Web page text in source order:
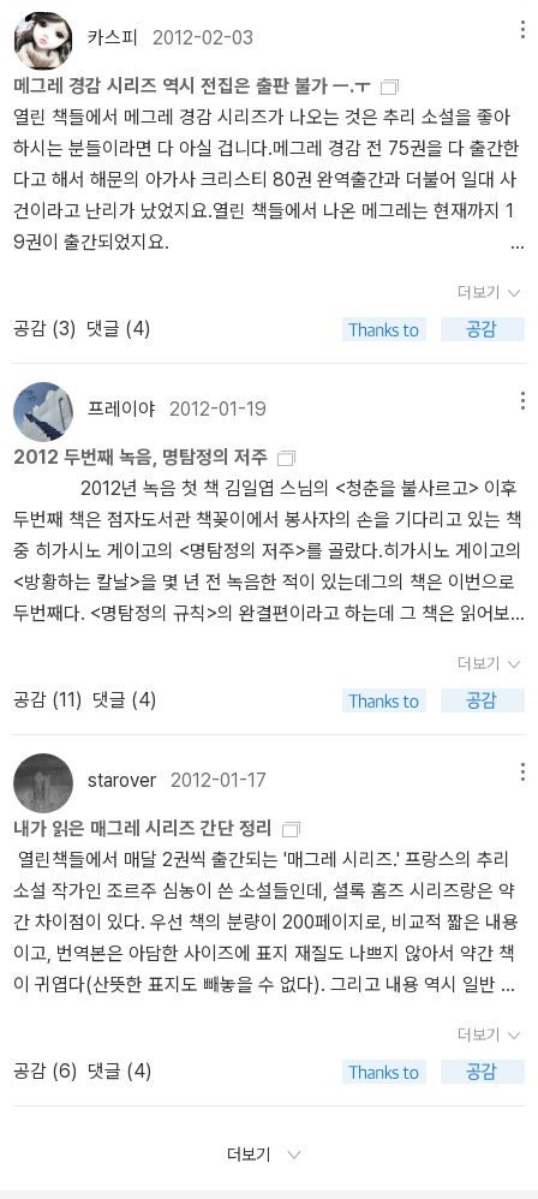
어떻게 누군가에 의해 회고될까. 두 권의 책 모두 매우 흡족하게, 돈이
전혀 아깝지 않게, 심지어 양질의 내용을 쉽게 전달하는 대단함이 있
다. 헤세의 책에서는 모두 공감하지는 못했지만 이렇게 오래된 책이
지금의 상황에 대입해도 될만큼 세련됐다는 점에서도 놀랐고, 독서라
는 외로운 행위에 대해 다시 반추해볼 수 있어 좋았다. '이상한 나라의
책 읽기'에선 책에 밑줄을 긋거나 색칠을 하거나 글을 남기는 걸 싫어
하던데, 그건 아무래도 헌책으로 먹고 사는 저자의 직업 때문일 것 같
다. 정답은 없으나, 아니 정답이 없기 때문에 오히려 꾸준히 이런 저런
나기도 하고 이상한 걸 만나서 15000-20000원을 날리기도 하면서
살고 있다. 소설 한 무더기. 그냥 재미로 소소하게 아무런 생각을 할
을 음미한 수 많은 이야기들. 심농의 책은 이제 다섯 권째를 읽고 있는
데 과거 시리즈를 구해서 읽은 캐드파엘 처럼 일단 완주하는 것을 일
차 목표로 하고 있다. 뤼팽, 홈즈, 크리스티, 캐드파엘, 엘러리 퀸 등
언제든 다시 꺼내 읽어도 좋을 시리즈들을 갖고 있다는 건 참으로 근
사한 일이다. 요코미조 세이시나 마쓰모토 세이초, 에도가와 란포도
있으니 언젠가는 추리소설만으로도 한 가득 벽을 채울 수 있을 것 같
다. 한가한 날, 건성으로 잡무를 처리하면서 이런 날이 늘 그런 것처럼
의욕도 떨어졌기에 운동도 제끼고 앉아서 하루를 보내고 나니 퇴근할
고민하면서 다시 돌아오지 않을 인생의 하루를 허비한 것 같아서 게
으르게 보낸 날엔 이 시간 즈음이면 늘 후회를 한다. 운동이라도 했으
면 좋았을 것을. 6월도 이제 반이 벌써 지나가버렸으니 매년 빨라지
는 시간의 흐름, 정확하게는 갈수록 빠르게 느껴지는 aging이 참 그
렇다.
싶을 정도의 무뢰한이 등장하고 그가 곧 죽을 것임을 독자라면 다 알
게 된다. 그런데 범인은 과연 누구인가! 1, 2권 모두 읽어보니 ‘로흐두
마을’에는 어떤 일을 계기로 불특정 다수의 여러 사람이 모이고, 이윽
고 그들 가운데 한 사람이 죽는다. 물론 살인이다. 살해당한 사람과 아
무런 연관이 없을 것 같은 사람도 알고 보면 하나 같이 죽일 만한 이
유가 있다. 그리고 일견 무능력해 보이는 순경 ‘해미시’는 심드렁한 표
정으로 그 사람들을 관찰하고 지켜보다가 어느 순간 기지를 발휘하여
사건을 해결한다. ‘해미시’나 심농의 ‘매그레 반장’이나 둘 다 심드렁하
게 사건 현장을 어슬렁거리다가 (과학적 수사, 치밀 수사와는 약간 거
리가 먼 ㅋㅋㅋㅋ) 직감수사로 사건을 해결하는 유형이랄까. 때문에
하는 사람이라면 ‘해미시 시리즈’나 ‘매그레 시리즈’ 모두 무척 싱거울
수 있다. 하지만 나는 이 싱거움, 바로 그 헐거움에 매력을 느낀다. 맥
베스 순경도 매그레 반장처럼 어딘가 허술해 보이고 영 미덥지 못한,
과연 실력이 있기는 있나 싶을 정도의 분위기를 풍긴다. 나이는 맥베
스 순경이 매그레 반장보다 한참 어린 축으로 30대 중반이며, 직업은
경찰인데 부업으로 때때로 밀렵도 하고, 그렇게 벌어들인 돈은 시골
에 있는 집에 몽땅 보낸다. 그러고 나서 자기는 마을 사람들에게 커피
며 음식이며 얻어먹고 다니는(그래서 어떤 이들은 그를 싫어하기도
생각하는지는 전혀 신경 쓰지 않는다. 완전 무사태평주의자랄까. 그
런데 바로 그 완벽하지 않은 듯한 모습 때문에 이 시리즈 주인공인 맥
반장은 외모가 빼어나지도 않고, 그저 덩치 큰 중년 유부남으로 특출
하고 비범한 이미지와는 거리가 있다. 그저 인간적이고 수더분한 사
람이랄까. 맥베스는 매그레보다는 그런 점이 좀 덜한데. 그 또한 인간
적인 면모가 엿보인다. 둘 다 레이먼드 챈들러의 고독하기 짝이 없는
마초남 ‘필립 말로’나 대실 해밋 작품 속 탐정들과는 꽤 거리가 먼 이
미지다. 하지만 그래서 더 정이 간다. 매그레 시리즈는 매그레 반장의
범죄자에 대한 연민 어린 시선을 바탕으로 범죄를 저지른 사람들의
배경에 주목한다. 물론 해미시 맥베스 시리즈도 살인을 저지른 사람
그런데 그 시각은 매그레 시리즈와는 조금 차이가 있다. 매그레 시리
즈가 보통 인간의 불쌍한 면에 초점을 맞추고 있다면 해미시 시리즈
그러다 보니 다양한 인물이 등장하고, 그 캐릭터들의 개성 넘치는 면
로 꼽기에 주저하지 않았다. 그 당시 나는 막 조르주 심농을 발견했고,
그의 소설을 읽는 동안 같은 작가로서 동지애를 느꼈다. 인간 조건의
결정적인 순간들을 읽기 쉬운 이야기와 문장으로 결합하는 능력, 마
치 슬픈코미디처럼 인간관계가 변모해가는 모습, 인생에서 피할 수
없는 불공평에 대해 차가운 일침을 가하는 절규 등이 나의 소설 세계
와 일치하는 부분이었다. 1999년 말에 내가 조르주 심농을 발견하게
된 건 결코 이상한 일이 아니었다. 사람들의 외로움, 어긋날 수밖에 없
는인간관계 등을 다루는 심농에게서 나는 작가로서의 동지애를 느꼈
다. 스위스의 비 오는 날 저녁, 조르주 심농이 1946년에 쓴 소설 <뉴
욕으 매그레를 읽으며 내 상황을 소설에 대입해보지 않을 수 없었다.
소설의 초반부에 등장하는 다음 구절은 특히 내 처지를 묘사하고 있
는 것처럼 보였다. '머리통 형태 그대로 눌려 있는 베개, 잠 못 들고 몸
을 심하게 뒤척이다 구겨진 시트, 파자마, 슬리퍼, 의자에 널브러진 옷
가지, 탁자 위에 펼쳐진 책 옆에는 먹고 남은 저녁음식이 차갑게 식어
있었다외로운 남자의 끔찍한 음식..... 불현듯 그는 자신이 도망쳐 온
모든 것들을 떠올렸다.그는 입구에 서서 고개를 숙인 채 움직이기 두
려워 얼어 붙어 있었다.' 사람은 왜 책을 읽을까? 혹시 책을 읽는 가장
큰 이유는 이 혼돈의 세상에서 절망적인 상황에 처한 사람이 나 하나
만은 아닐 것이라는 사실을 확인하고 싶기 때문은 아닐까? 조르주 심
농의 소설에 등장하는 위의 구절은 당시 내가 처해 있는 상황을 그대
로 정리해놓은 듯했다. 다행히 내 방에 식은 음식이나 우스꽝스런 슬
리퍼는 없었다. 다만 소설에 등장하는 주인공의 추락하는 감정, 내가
스천'은 더글라스 케네디의 자전적 에세이이고, 절망 속에서도, 그럼
에도 불구하고 삶을 이어 나가야 하는 '중요한 질문'에 대해 이야기하
고 있다. 절망에 대해 이야기하고 있지만, 현재진행형의 희망이고, 그
답도 하나마나한 말 같지만, 진리.라는 것이 좋다. 책을 읽고 나니 더
글라스 케네디가 작품 속에서 주인공을 존나게 괴롭혀 왔던게 좀 이
해가 갈 것 같기도 했다. 더글라스 케네디가 자신의 작품 이야기하는
거, 위에 심농처럼 그가 읽는 작가랑 작품 이야기 하는거, 그런것들 다
와닿았다. 이 책에 관해서는 페이퍼에서 몇가지 더 하고 싶은 이야기
들이 있지만, 일단 내가 애정하는 작가 심농의 이야기를 옮겨둔다. 나
처럼 더글라스 케네디에 실망하고 의구심 가지고 있다가 당장 주문버
튼을 누르는 누군가가 있을 수도 있지 않을까. 내가 아는 가장 멋진
카스피 2012-02-03
메그레 경감 시리즈 역시 전집은 출판 불가 ㅡ.ㅜ
열린 책들에서 메그레 경감 시리즈가 나오는 것은 추리 소설을 좋아
하시는 분들이라면 다 아실 겁니다.메그레 경감 전 75권을 다 출간한
다고 해서 해문의 아가사 크리스티 80권 완역출간과 더불어 일대 사
건이라고 난리가 났었지요.열린 책들에서 나온 메그레는 현재까지 1
9권이 출간되었지요.
다.열린 책들이 카페에 이런 공지가 떴네요.우선 1차 계약분 19권으
로 내년 1월에 출간 완료될 예정입니다.
그리고 추가로 출간할 목록을
내년에 선정해서 2013년쯤 2차 출간할 예정입니다.2차 출간 시에는
모든 책을 내지는 않고요,시리즈 중 재미있고, 중요한 것으로 선별해
출간하려고 합니다.
니다.하지만 대신 심농의 비매그레 작품 몇 권을 소개해 드리려 하니
기대해 주세요.감사합니다. [출처] 매그레 시리즈에 대해 궁금합니다.
(열린책들) |작성자 magician아무래도 판매 부진으로 더이상 출간이
어려운가 봅니다.역시 전집출간은 넘 어렵군요
더보기
공감 (3) 댓글 (4)
프레이야 2012-01-19
2012 두번째 녹음, 명탐정의 저주
2012년 녹음 첫 책 김일엽 스님의 <청춘을 불사르고> 이후
두번째 책은 점자도서관 책꽂이에서 봉사자의 손을 기다리고 있는 책
중 히가시노 게이고의 <명탐정의 저주>를 골랐다.히가시노 게이고의
<방황하는 칼날>을 몇 년 전 녹음한 적이 있는데그의 책은 이번으로
두번째다. <명탐정의 규칙>의 완결편이라고 하는데 그 책은 읽어보
남았는데 흥미진진하다. 아직 결말은 모르는 상태. 본격추리소설에
대한 히가시노 게이고 자신의 견해가 내용에 직접 드러난다.밀실 살
인의 모범으로 <모르그가의 살인>과 <노란 방의 비밀>을 들고 있고
(둘 다 나도 재미나게 읽은 것)탐정이 나오는 소설을 예전의 스타일로
보는 등 추리소설의 새로운 지평에 대한 생각과 의욕이 읽히는 부분
이 많다.주인공이 미로 속에서 이상한 마을로 들어가 신분(직업)이 바
뀌어 활약하는 등 다소 판타지스러운 배경을 깔고등장인물의 대화를
통해서도 '사회파 소설'이나 '밀실살인'이라는 용어를 탄생시키고 '역
사가 없는' 이상한 마을에서 새로운 사건이 하나둘 일어난다. 내가 오
랜만에 추리소설을 고른 이유는 2월 10일까지 물만두님 1주기 리뷰
대회도 있고해서 겸사겸사.이번 기회에 말만 들었던 그 유명한 조르
록홈즈도 다시 읽어보고 싶다. 많은 분들이 물만두님 1주기 리뷰대회
에 참여하면 좋겠다. (물만두님의 책 두 권도 대상도서다)나도 사실
리뷰 안 쓰고 또 게으름 피울 가능성이 크지만 이 기회에 추리소설을
다시 흥미롭게 읽어보는 것도 좋겠다. 메그레 시리즈, 표지
더보기
공감 (11) 댓글 (4)
starover 2012-01-17
내가 읽은 매그레 시리즈 간단 정리
열린책들에서 매달 2권씩 출간되는 '매그레 시리즈.' 프랑스의 추리
소설 작가인 조르주 심농이 쓴 소설들인데, 셜록 홈즈 시리즈랑은 약
간 차이점이 있다. 우선 책의 분량이 200페이지로, 비교적 짧은 내용
이고, 번역본은 아담한 사이즈에 표지 재질도 나쁘지 않아서 약간 책
이 귀엽다(산뜻한 표지도 빼놓을 수 없다). 그리고 내용 역시 일반 추
에는 인간적 이야기와 매그레 탐정의 동분서주를 마음껏 즐길 수 있
다. 그래서 매그레 시리즈는 추리에 있어서의 허술함이 있음에도 불
구하고 결코 질리지 않는다. 지금까지 내가 읽었던 매그레 시리즈를
더보기
공감 (6) 댓글 (4)
더보기